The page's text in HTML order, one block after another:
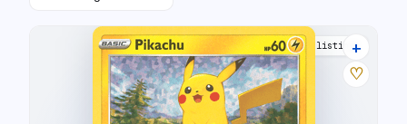
22 listings
+
♡